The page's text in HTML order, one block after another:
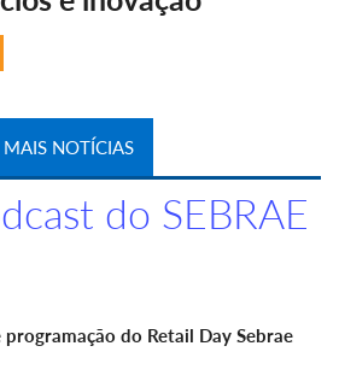
MAIS NOTÍCIAS
do SEBRAE
programação do Retail Day Sebrae